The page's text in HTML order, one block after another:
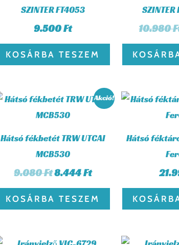
SZINTER FT4053
9.500Ft
KOSÁRBA TESZEM
SZINTER
10.980
Akció!
Hátsó fékbetét TRW UTCAI
MCB530
9.080Ft
Original
price
was:
9.080 Ft.
8.444Ft
Current
price
8.444 Ft.
KOSÁRBA TESZEM
Hátsó